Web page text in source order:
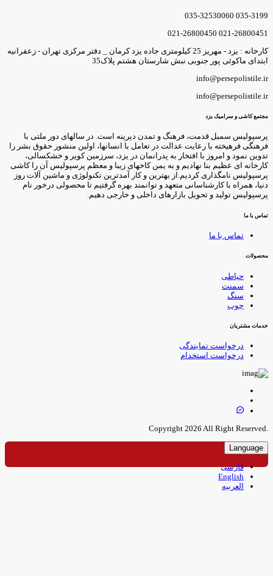
035-3199 035-
021-26800451 021-
کارخانه : یزد - مهریز 25 کیلومتری جاده یزد کرمان _ دفتر مرکزی تهران - زعفرانیه
ماکوئی پور جنوبی نبش شارستان هشتم پلاک35
کاشی و سرامیک یزد
سمبل قدمت، فرهنگ و تمدن دیرینه است. در سالهای دور ملتی با
فرهیخته با رعایت عدالت در تعامل با انسانها، اولین منشور حقوق بشر را
نمود و امروز با افتخار به پدرانمان در یزد، سرزمین کویر و خشکسالی،
ای عظیم بنا نهادیم و به یمن کاخهای زیبا و معظم پرسپولیس آن را کاشی
نامگذاری کردیم.از بهترین و کار آمدترین تکنولوژی و ماشین آلات روز
همراه با کارشناسانی متعهد و توانمند بهره گرفتیم تا محصولی درخور نام
تولید و تحویل بازارهای داخلی و خارجی دهیم.
با ما
تماس با ما
حیاطی
سمنت
سنگ
چوب
مشتریان
درخواست نمایندگی
درخواست استخدام
Language
فارسی
English
العربیه